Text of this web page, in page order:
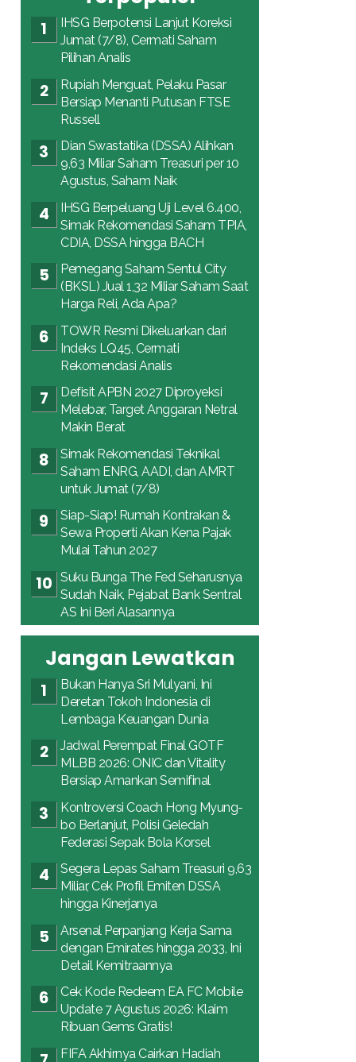
IHSG Berpotensi Lanjut Koreksi
Jumat (7/8), Cermati Saham
Pilihan Analis
Rupiah Menguat, Pelaku Pasar
Bersiap Menanti Putusan FTSE
Russell
Dian Swastatika (DSSA) Alihkan
9,63 Miliar Saham Treasuri per 10
Agustus, Saham Naik
IHSG Berpeluang Uji Level 6.400,
Simak Rekomendasi Saham TPIA,
CDIA, DSSA hingga BACH
Pemegang Saham Sentul City
(BKSL) Jual 1,32 Miliar Saham Saat
Harga Reli, Ada Apa?
TOWR Resmi Dikeluarkan dari
Indeks LQ45, Cermati
Rekomendasi Analis
Defisit APBN 2027 Diproyeksi
Melebar, Target Anggaran Netral
Makin Berat
Simak Rekomendasi Teknikal
Saham ENRG, AADI, dan AMRT
untuk Jumat (7/8)
Siap-Siap! Rumah Kontrakan &
Sewa Properti Akan Kena Pajak
Mulai Tahun 2027
Suku Bunga The Fed Seharusnya
Sudah Naik, Pejabat Bank Sentral
AS Ini Beri Alasannya
Jangan Lewatkan
Bukan Hanya Sri Mulyani, Ini
Deretan Tokoh Indonesia di
Lembaga Keuangan Dunia
Jadwal Perempat Final GOTF
MLBB 2026: ONIC dan Vitality
Bersiap Amankan Semifinal
Kontroversi Coach Hong Myung-
bo Berlanjut, Polisi Geledah
Federasi Sepak Bola Korsel
Segera Lepas Saham Treasuri 9,63
Miliar, Cek Profil Emiten DSSA
hingga Kinerjanya
Arsenal Perpanjang Kerja Sama
dengan Emirates hingga 2033, Ini
Detail Kemitraannya
Cek Kode Redeem EA FC Mobile
Update 7 Agustus 2026: Klaim
Ribuan Gems Gratis!
FIFA Akhirnya Cairkan Hadiah